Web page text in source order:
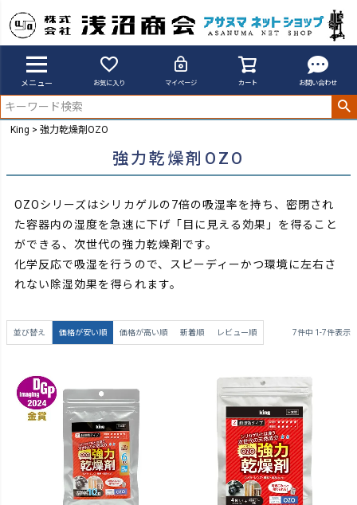
メニュー お気に入り マイページ カート お問い合わせ
King 強力乾燥剤OZO
強力乾燥剤OZO
OZOシリーズはシリカゲルの7倍の吸湿率を持ち、密閉され
た容器内の湿度を急速に下げ「目に見える効果」を得ること
ができる、次世代の強力乾燥剤です。
化学反応で吸湿を行うので、スピーディーかつ環境に左右さ
れない除湿効果を得られます。
並び替え 価格が安い順 価格が高い順 新着順 レビュー順 7件中 1 -7件表示